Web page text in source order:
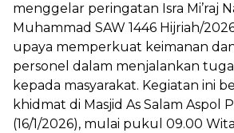
menggelar peringatan Isra Mi’raj
Muhammad SAW 1446 Hijriah/
upaya memperkuat keimanan
personel dalam menjalankan
kepada masyarakat. Kegiatan ini
khidmat di Masjid As Salam Aspol
(16/1/2026), mulai pukul 09.00